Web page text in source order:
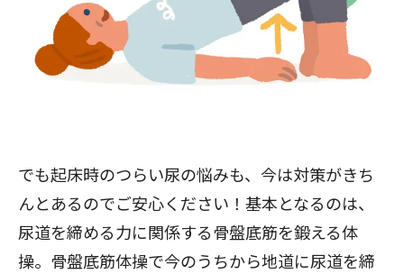
でも起床時のつらい尿の悩みも、今は対策がきち
んとあるのでご安心ください！基本となるのは、
尿道を締める力に関係する骨盤底筋を鍛える体
操。 骨盤底筋体操で今のうちから地道に尿道を締